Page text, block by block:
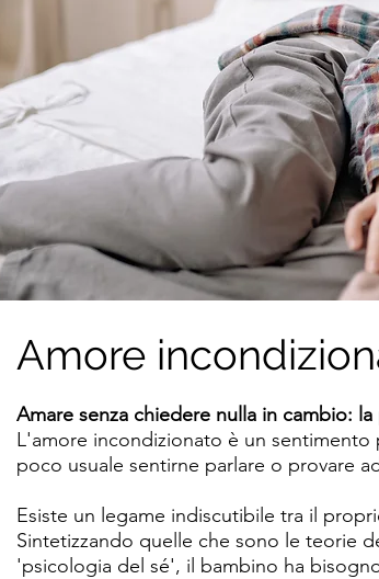
Amore
Amare senza chiedere nulla in cambio:
L'amore incondizionato è un
poco usuale sentirne parlare o provare
Esiste un legame indiscutibile tra il
Sintetizzando quelle che sono le teorie
'psicologia del sé', il bambino ha